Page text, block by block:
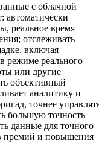
с облачной
автоматически
реальное время
отслеживать
включая
режиме реального
или другие
объективный
аналитику и
точнее
большую точность
данные для точного
премий и повышения